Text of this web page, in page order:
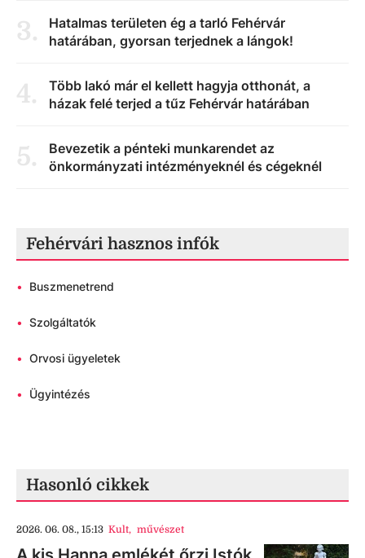
3.
Hatalmas területen ég a tarló Fehérvár
határában, gyorsan terjednek a lángok!
4.
Több lakó már el kellett hagyja otthonát, a
házak felé terjed a tűz Fehérvár határában
5.
Bevezetik a pénteki munkarendet az
önkormányzati intézményeknél és cégeknél
Fehérvári hasznos infók
• Buszmenetrend
• Szolgáltatók
• Orvosi ügyeletek
• Ügyintézés
Hasonló cikkek
2026. 06. 08., 15:13 Kult, művészet